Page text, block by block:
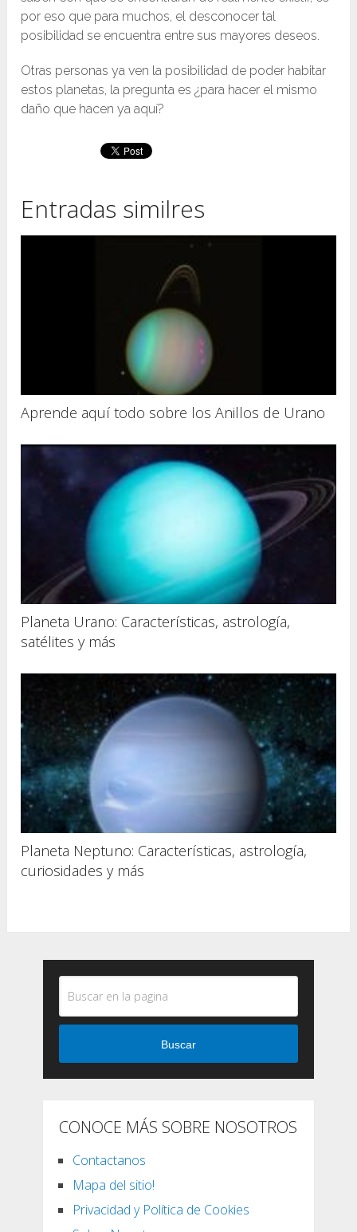
por eso que para muchos, el desconocer tal
posibilidad se encuentra entre sus mayores deseos.
Otras personas ya ven la posibilidad de poder habitar
estos planetas, la pregunta es ¿para hacer el mismo
daño que hacen ya aquí?
Entradas similres
Aprende aquí todo sobre los Anillos de Urano
Planeta Urano: Características, astrología,
satélites y más
Planeta Neptuno: Características, astrología,
curiosidades y más
Buscar
CONOCE MÁS SOBRE NOSOTROS
Contactanos
Mapa del sitio!
Privacidad y Política de Cookies